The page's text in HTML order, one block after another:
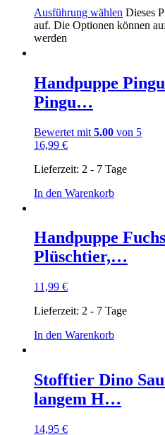
Ausführung wählen Dieses
auf. Die Optionen können
werden
Handpuppe
Pingu…
Bewertet mit 5.00 von 5
16,99 €
Lieferzeit: 2 - 7 Tage
In den Warenkorb
Handpuppe
Plüschtier,…
11,99 €
Lieferzeit: 2 - 7 Tage
In den Warenkorb
Stofftier Dino
langem H…
14,95 €